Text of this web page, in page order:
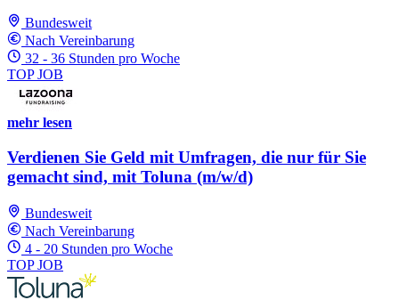
Bundesweit
Nach Vereinbarung
32 - 36 Stunden pro Woche
TOP JOB
mehr lesen
Verdienen Sie Geld mit Umfragen, die nur für Sie
gemacht sind, mit Toluna (m/w/d)
Bundesweit
Nach Vereinbarung
4 - 20 Stunden pro Woche
TOP JOB